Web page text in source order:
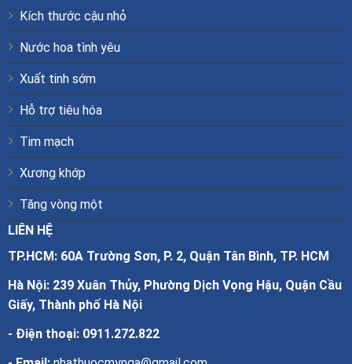
Kích thước cậu nhỏ
Nước hoa tình yêu
Xuất tinh sớm
Hỗ trợ tiêu hóa
Tim mạch
Xương khớp
Tăng vòng một
LIÊN HỆ
TP.HCM: 60A Trường Sơn, P. 2, Quận Tân Bình, TP. HCM
Hà Nội: 239 Xuân Thủy, Phường Dịch Vọng Hậu, Quận Cầu
Giấy, Thành phố Hà Nội
- Điện thoại: 0911.272.822